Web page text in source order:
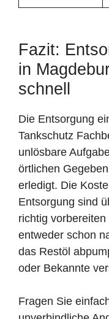
Fazit:
in
schnell
Die Entsorgung
Tankschutz
unlösbare
örtlichen
erledigt. Die
Entsorgung sind
richtig
entweder schon
das Restöl
oder Bekannte
Fragen Sie